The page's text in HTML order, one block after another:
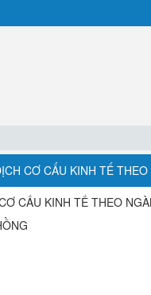
CƠ CẤU KINH TẾ
CẤU KINH TẾ THEO